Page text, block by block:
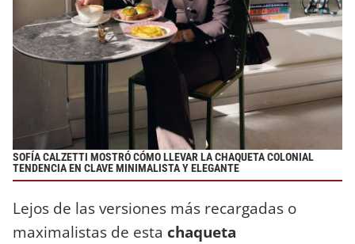
SOFÍA CALZETTI MOSTRÓ CÓMO LLEVAR LA CHAQUETA COLONIAL
TENDENCIA EN CLAVE MINIMALISTA Y ELEGANTE
Lejos de las versiones más recargadas o
maximalistas de esta chaqueta